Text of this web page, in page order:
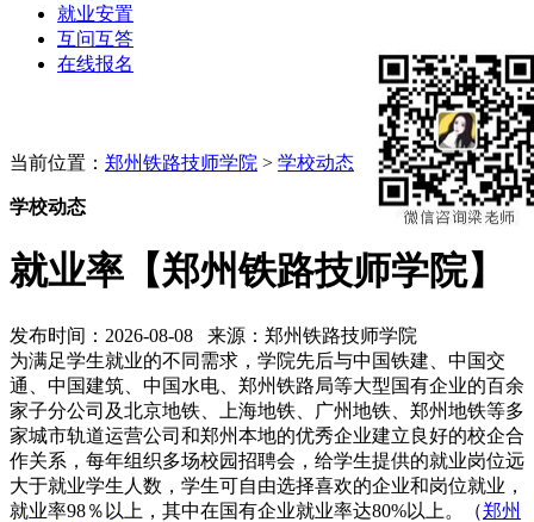
就业安置
互问互答
在线报名
当前位置： 郑州铁路技师学院 > 学校动态
学校动态
就业率【郑州铁路技师学院】
发布时间：2026-08-08 来源：郑州铁路技师学院
为满足学生就业的不同需求，学院先后与中国铁建、中国交
通、中国建筑、中国水电、郑州铁路局等大型国有企业的百余
家子分公司及北京地铁、上海地铁、广州地铁、郑州地铁等多
家城市轨道运营公司和郑州本地的优秀企业建立良好的校企合
作关系，每年组织多场校园招聘会，给学生提供的就业岗位远
大于就业学生人数，学生可自由选择喜欢的企业和岗位就业，
就业率98％以上，其中在国有企业就业率达80%以上。（郑州